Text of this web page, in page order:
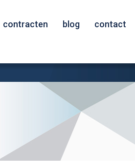
contracten blog contact